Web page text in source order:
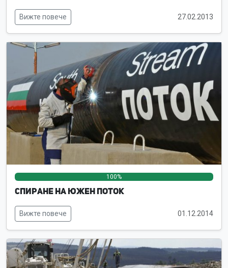
Вижте повече 27.02.2013
100%
Спиране на Южен поток
Вижте повече 01.12.2014